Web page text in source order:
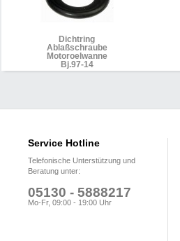
Dichtring
Ablaßschraube
Motoroelwanne
Bj.97-14
Service Hotline
Telefonische Unterstützung und
Beratung unter:
05130 - 5888217
Mo-Fr, 09:00 - 19:00 Uhr